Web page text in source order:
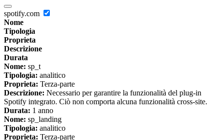
spotify.com
Nome
Tipologia
Proprieta
Descrizione
Durata
Nome: sp_t
Tipologia: analitico
Proprieta: Terza-parte
Descrizione: Necessario per garantire la funzionalità del plug-in
Spotify integrato. Ciò non comporta alcuna funzionalità cross-site.
Durata: 1 anno
Nome: sp_landing
Tipologia: analitico
Proprieta: Terza-parte